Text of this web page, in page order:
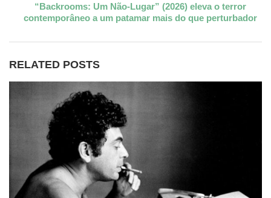
“Backrooms: Um Não-Lugar” (2026) eleva o terror
contemporâneo a um patamar mais do que perturbador
RELATED POSTS